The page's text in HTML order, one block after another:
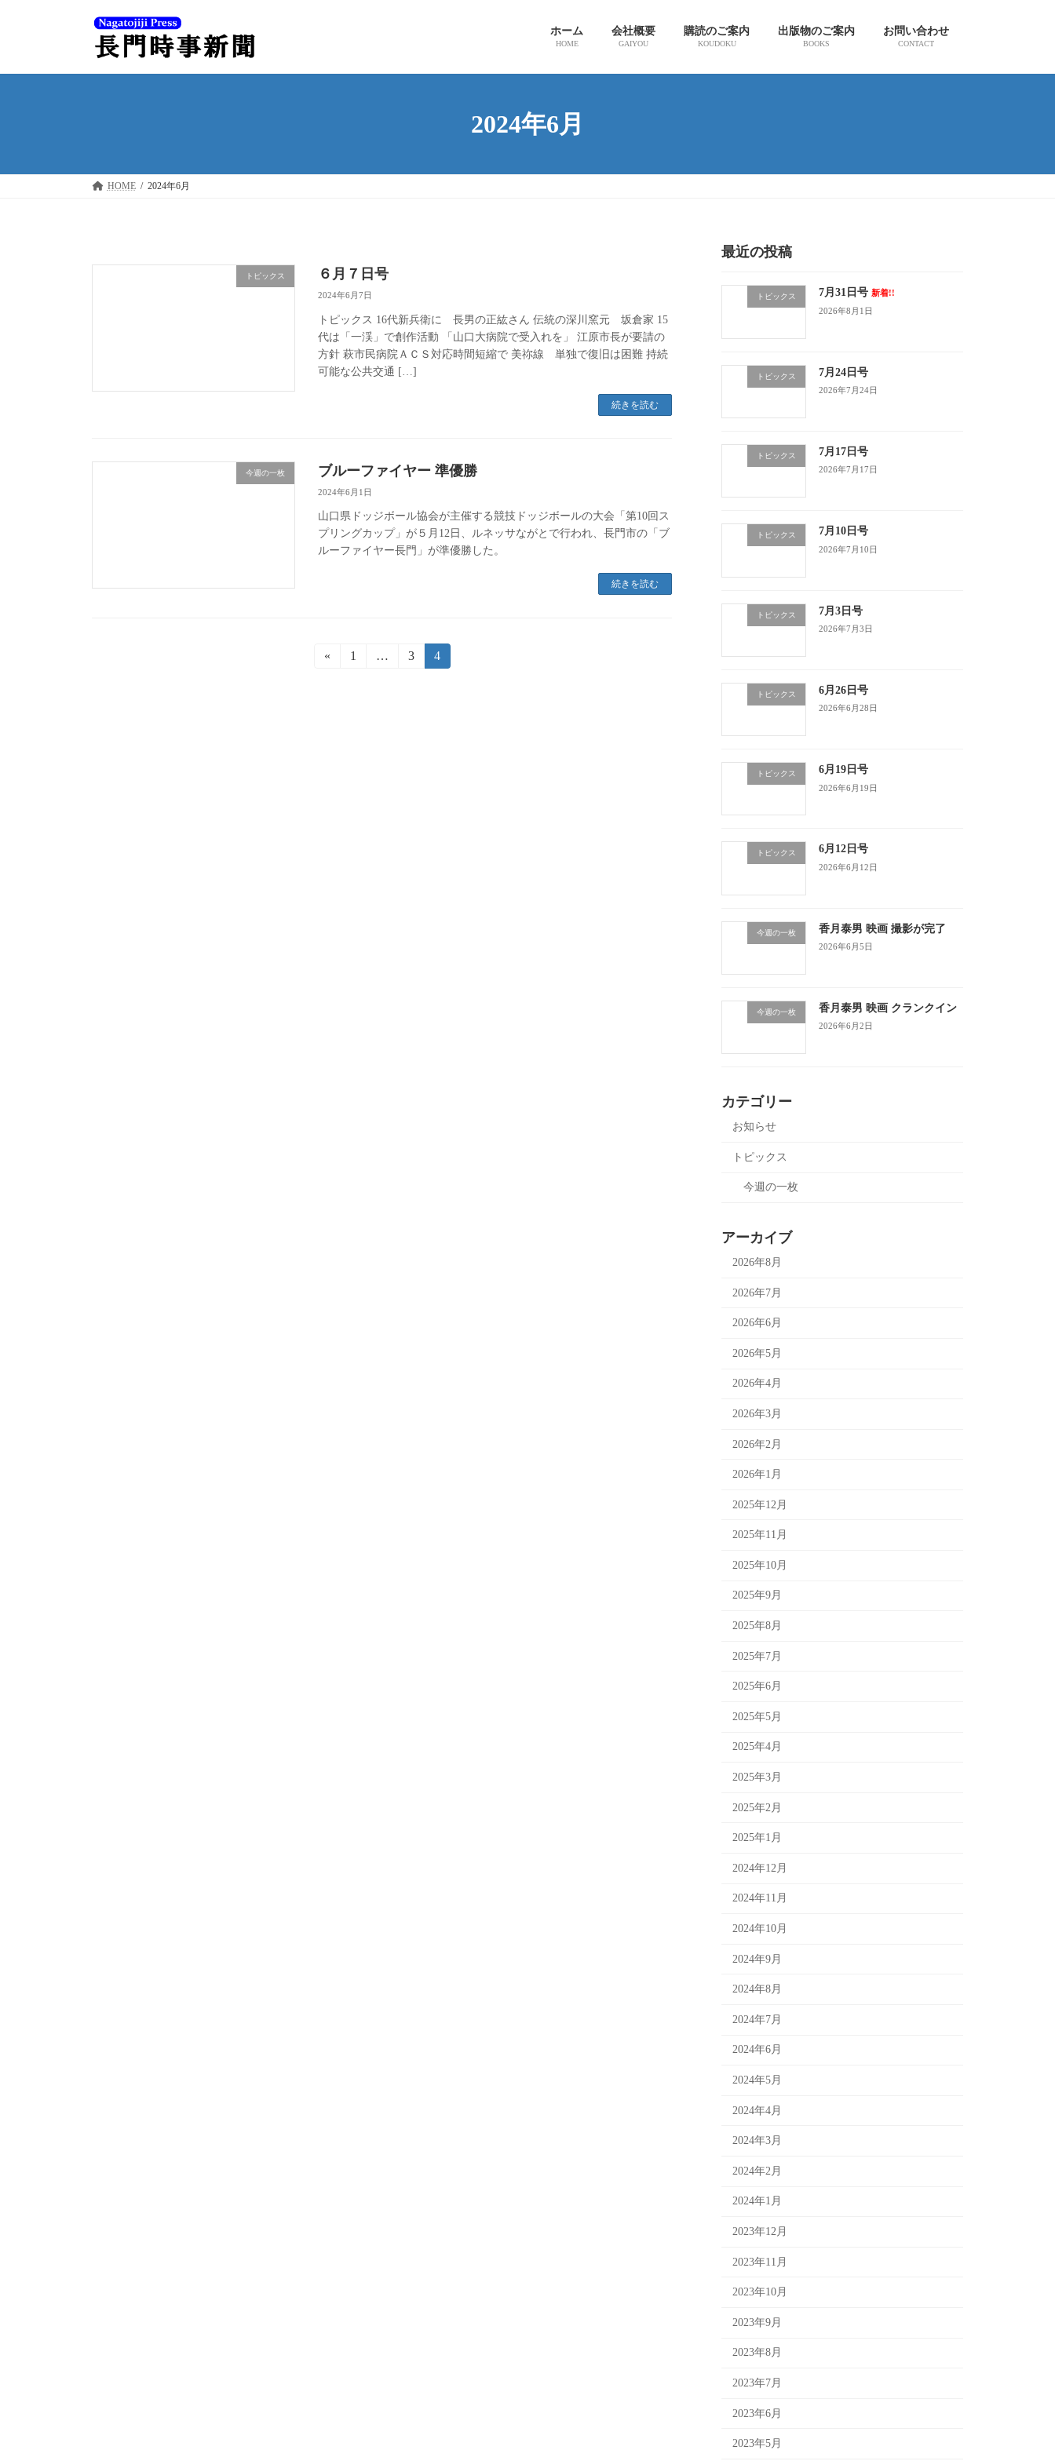
ツ
シ
ホーム
HOME
会社概要
GAIYOU
購読のご案内
KOUDOKU
出版物のご案内
BOOKS
お問い合わせ
CONTACT
2024年6月
HOME 2024年6月
トピックス ６月７日号
2024年6月7日
トピックス 16代新兵衛に 長男の正紘さん 伝統の深川窯元 坂倉家 15
代は「一渓」で創作活動 「山口大病院で受入れを」 江原市長が要請の
方針 萩市民病院ＡＣＳ対応時間短縮で 美祢線 単独で復旧は困難 持続
可能な公共交通 […]
続きを読む
今週の一枚 ブルーファイヤー 準優勝
2024年6月1日
山口県ドッジボール協会が主催する競技ドッジボールの大会「第10回ス
プリングカップ」が５月12日、ルネッサながとで行われ、長門市の「ブ
ルーファイヤー長門」が準優勝した。
続きを読む
«
固
1 …
固
3
固
定
4
最近の投稿
トピックス 7月31日号 新着!!
2026年8月1日
トピックス 7月24日号
2026年7月24日
トピックス 7月17日号
2026年7月17日
トピックス 7月10日号
2026年7月10日
トピックス 7月3日号
2026年7月3日
トピックス 6月26日号
2026年6月28日
トピックス 6月19日号
2026年6月19日
トピックス 6月12日号
2026年6月12日
今週の一枚 香月泰男 映画 撮影が完了
2026年6月5日
今週の一枚 香月泰男 映画 クランクイン
2026年6月2日
カテゴリー
お知らせ
トピックス
今週の一枚
アーカイブ
2026年8月
2026年7月
2026年6月
2026年5月
2026年4月
2026年3月
2026年2月
2026年1月
2025年12月
2025年11月
2025年10月
2025年9月
2025年8月
2025年7月
2025年6月
2025年5月
2025年4月
2025年3月
2025年2月
2025年1月
2024年12月
2024年11月
2024年10月
2024年9月
2024年8月
2024年7月
2024年6月
2024年5月
2024年4月
2024年3月
2024年2月
2024年1月
2023年12月
2023年11月
2023年10月
2023年9月
2023年8月
2023年7月
2023年6月
2023年5月